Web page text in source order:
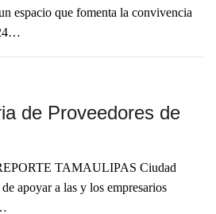
espacio que fomenta la convivencia
de Proveedores de
TAMAULIPAS Ciudad
apoyar a las y los empresarios